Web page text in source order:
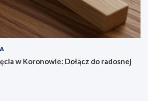
w Koronowie: Dołącz do radosnej